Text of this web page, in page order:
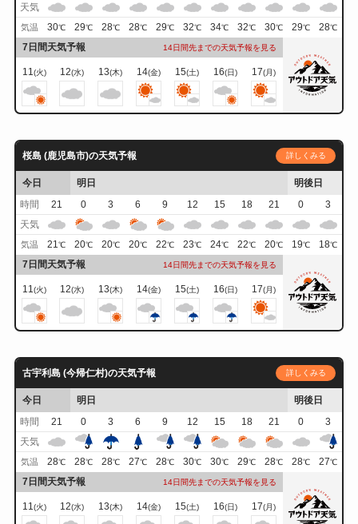
天気
気温 30℃ 29℃ 28℃ 28℃ 29℃ 32℃ 34℃ 32℃ 30℃ 29℃ 28℃
7日間天気予報 14日間先までの天気予報を見る
11(火) 12(水) 13(木) 14(金) 15(土) 16(日) 17(月)
桜島 (鹿児島市)の天気予報 詳しくみる
今日 明日
明後日
時間
21 0 3 6 9 12 15 18 21 0
3
天気
気温 21℃ 20℃ 20℃ 20℃ 22℃ 23℃ 24℃ 22℃ 20℃ 19℃ 18℃
7日間天気予報 14日間先までの天気予報を見る
11(火) 12(水) 13(木) 14(金) 15(土) 16(日) 17(月)
古宇利島 (今帰仁村)の天気予報 詳しくみる
今日 明日
明後日
時間
21 0 3 6 9 12 15 18 21 0
3
天気
気温 28℃ 28℃ 28℃ 27℃ 28℃ 30℃ 30℃ 29℃ 28℃ 28℃ 27℃
7日間天気予報 14日間先までの天気予報を見る
11(火) 12(水) 13(木) 14(金) 15(土) 16(日) 17(月)